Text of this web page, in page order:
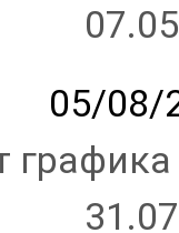
05/08/